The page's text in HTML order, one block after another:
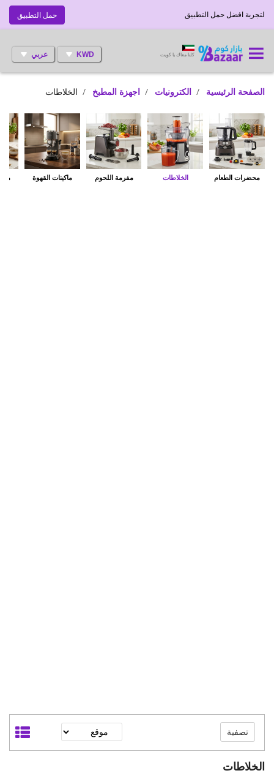
حمل التطبيق لتجربة افضل حمل التطبيق
KWD عربي كلنا معاك يا كويت
الصفحة الرئيسية الكترونيات اجهزة المطبخ الخلاطات
محضرات الطعام الخلاطات مفرمة اللحوم ماكينات القهوة
الخلاطات
تصفية